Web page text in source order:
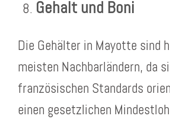
Gehalt und Boni
Die Gehälter in Mayotte sind
meisten Nachbarländern, da
französischen Standards
einen gesetzlichen